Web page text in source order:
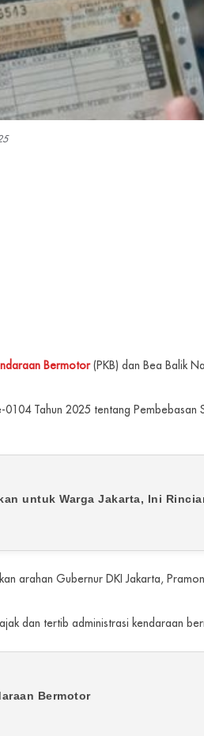
Bermotor(PKB) dan Bea Balik
Tahun 2025 tentang Pembebasan
untuk Warga Jakarta, Ini
arahan Gubernur DKI Jakarta,
dan tertib administrasi kendaraan
Bermotor